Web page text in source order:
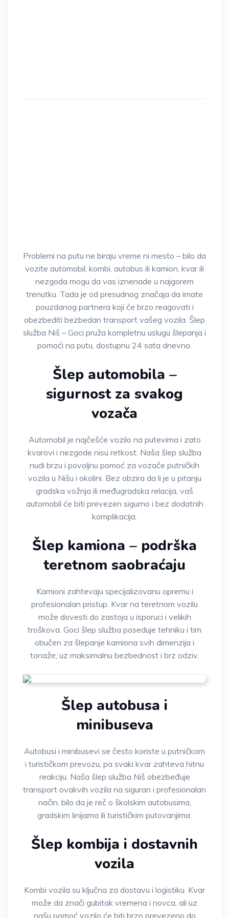
Problemi na putu ne biraju vreme ni mesto – bilo da
vozite automobil, kombi, autobus ili kamion, kvar ili
nezgoda mogu da vas iznenade u najgorem
trenutku. Tada je od presudnog značaja da imate
pouzdanog partnera koji će brzo reagovati i
obezbediti bezbedan transport vašeg vozila. Šlep
služba Niš – Goci pruža kompletnu uslugu šlepanja i
pomoći na putu, dostupnu 24 sata dnevno.
Šlep automobila –
sigurnost za svakog
vozača
Automobil je najčešće vozilo na putevima i zato
kvarovi i nezgode nisu retkost. Naša šlep služba
nudi brzu i povoljnu pomoć za vozače putničkih
vozila u Nišu i okolini. Bez obzira da li je u pitanju
gradska vožnja ili međugradska relacija, vaš
automobil će biti prevezen sigurno i bez dodatnih
komplikacija.
Šlep kamiona – podrška
teretnom saobraćaju
Kamioni zahtevaju specijalizovanu opremu i
profesionalan pristup. Kvar na teretnom vozilu
može dovesti do zastoja u isporuci i velikih
troškova. Goci šlep služba poseduje tehniku i tim
obučen za šlepanje kamiona svih dimenzija i
tonaže, uz maksimalnu bezbednost i brz odziv.
Šlep autobusa i
minibuseva
Autobusi i minibusevi se često koriste u putničkom
i turističkom prevozu, pa svaki kvar zahteva hitnu
reakciju. Naša šlep služba Niš obezbeđuje
transport ovakvih vozila na siguran i profesionalan
način, bilo da je reč o školskim autobusima,
gradskim linijama ili turističkim putovanjima.
Šlep kombija i dostavnih
vozila
Kombi vozila su ključna za dostavu i logistiku. Kvar
može da znači gubitak vremena i novca, ali uz
našu pomoć vozilo će biti brzo prevezeno do